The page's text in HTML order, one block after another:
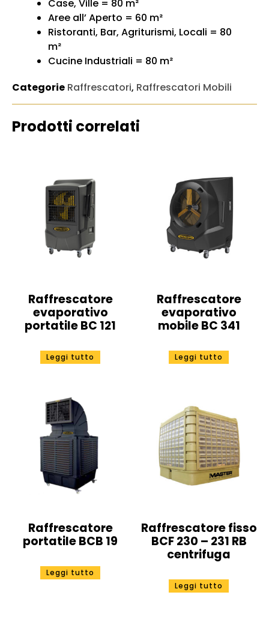
Case, Ville = 80 m²
Aree all’ Aperto = 60 m²
Ristoranti, Bar, Agriturismi, Locali = 80
m²
Cucine Industriali = 80 m²
Categorie Raffrescatori, Raffrescatori Mobili
Prodotti correlati
Raffrescatore
evaporativo
portatile BC 121
Leggi tutto
Raffrescatore
evaporativo
mobile BC 341
Leggi tutto
Raffrescatore
portatile BCB 19
Leggi tutto
Raffrescatore fisso
BCF 230 – 231 RB
centrifuga
Leggi tutto